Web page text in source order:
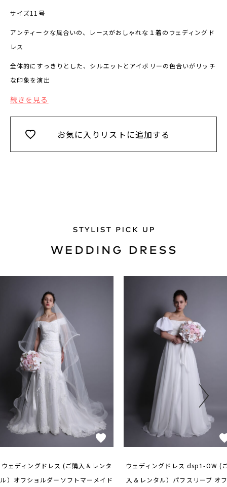
サイズ11号
アンティークな風合いの、レースがおしゃれな１着のウェディングド
レス
全体的にすっきりとした、シルエットとアイボリーの色合いがリッチ
な印象を演出
続きを見る
お気に入りリストに追加する
ウェディングドレス (ご購入＆レンタ
ル）オフショルダーソフトマーメイド
ウェディングドレス dsp1-OW (
入＆レンタル）パフスリーブ オ